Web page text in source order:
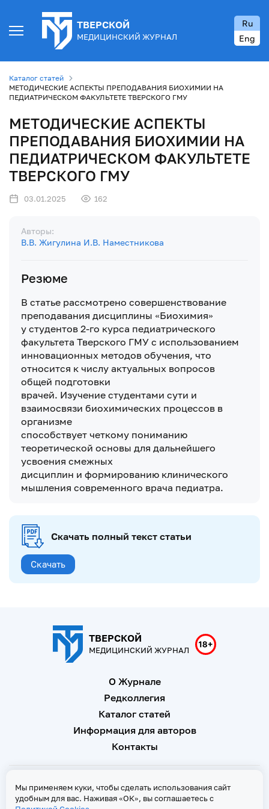
ТВЕРСКОЙ
МЕДИЦИНСКИЙ ЖУРНАЛ
Ru
Eng
Каталог статей
МЕТОДИЧЕСКИЕ АСПЕКТЫ ПРЕПОДАВАНИЯ БИОХИМИИ НА
ПЕДИАТРИЧЕСКОМ ФАКУЛЬТЕТЕ ТВЕРСКОГО ГМУ
МЕТОДИЧЕСКИЕ АСПЕКТЫ
ПРЕПОДАВАНИЯ БИОХИМИИ НА
ПЕДИАТРИЧЕСКОМ ФАКУЛЬТЕТЕ
ТВЕРСКОГО ГМУ
03.01.2025 162
Авторы:
В.В. Жигулина И.В. Наместникова
Резюме
В статье рассмотрено совершенствование
преподавания дисциплины «Биохимия»
у студентов 2-го курса педиатрического
факультета Тверского ГМУ с использованием
инновационных методов обучения, что
относится к числу актуальных вопросов
общей подготовки
врачей. Изучение студентами сути и
взаимосвязи биохимических процессов в
организме
способствует четкому пониманию
теоретической основы для дальнейшего
усвоения смежных
дисциплин и формированию клинического
мышления современного врача педиатра.
Скачать полный текст статьи
Скачать
ТВЕРСКОЙ
МЕДИЦИНСКИЙ ЖУРНАЛ
О Журнале
Редколлегия
Каталог статей
Информация для авторов
Контакты
Свидетельство о регистрации Эл № ФС 77 - 67146 от 16
сентября 2016 г
Мы применяем куки, чтобы сделать использования сайт
удобным для вас. Наживая «ОК», вы соглашаетесь с